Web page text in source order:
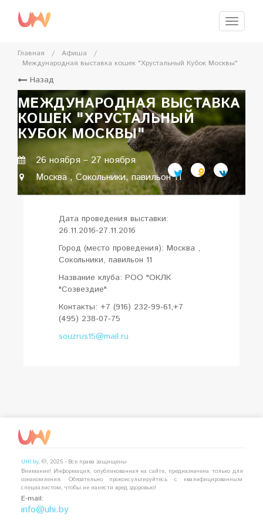
главному
Меню
Главная / Афиша
/
Международная выставка кошек "Хрустальный Кубок Москвы"
Назад
МЕЖДУНАРОДНАЯ ВЫСТАВКА
КОШЕК "ХРУСТАЛЬНЫЙ
КУБОК МОСКВЫ"
26 ноября – 27 ноября
Москва , Сокольники, павильон 11
Дата проведения выставки:
26.11.2016-27.11.2016
Город (место проведения): Москва ,
Сокольники, павильон 11
Название клуба: РОО "ОКЛК
"Созвездие"
Контакты: +7 (916) 232-99-61,+7
(495) 238-07-75
souzrus15@mail.ru
UHI.by, ©, 2025 - Все права защищены
Внимание! Информация, опубликованная на сайте, предназначена только для
ознакомления. Обязательно проконсультируйтесь с квалифицированным
специалистом, чтобы не нанести вред здоровью!
E-mail:
info@uhi.by